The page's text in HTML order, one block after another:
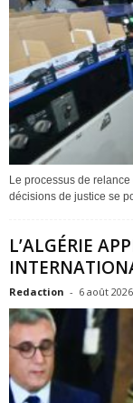
Le processus de
décisions de justice se
L’ALGÉRIE
Redaction - 6 août 2026